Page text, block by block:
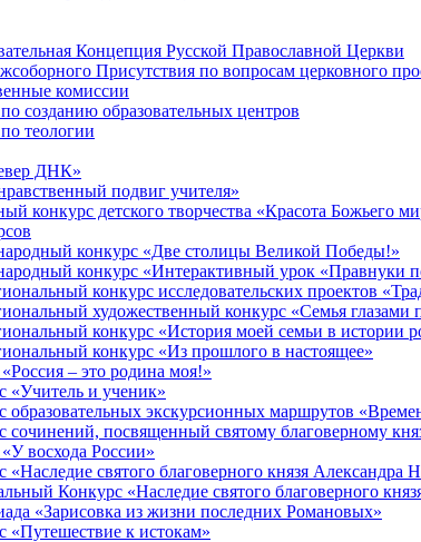
Концепция Русской Православной Церкви
Присутствия по вопросам церковного
комиссии
созданию образовательных центров
теологии
ДНК»
подвиг учителя»
конкурс детского творчества «Красота Божьего
конкурс «Две столицы Великой Победы!»
конкурс «Интерактивный урок «Правнуки
конкурс исследовательских проектов
художественный конкурс «Семья глазами
конкурс «История моей семьи в истории
конкурс «Из прошлого в настоящее»
– это родина моя!»
«Учитель и ученик»
образовательных экскурсионных маршрутов
сочинений, посвященный святому благоверному
восхода России»
«Наследие святого благоверного князя Александра
Конкурс «Наследие святого благоверного
«Зарисовка из жизни последних Романовых»
«Путешествие к истокам»